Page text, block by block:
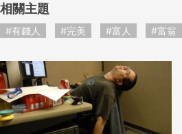
相關主題
#有錢人 #完美 #富人 #富翁